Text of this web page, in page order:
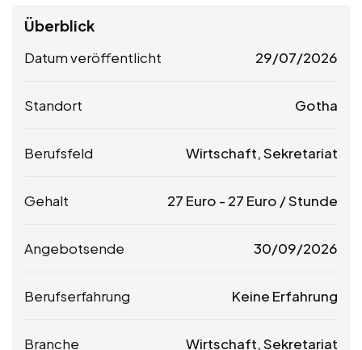
Überblick
Datum veröffentlicht 29/07/2026
Standort Gotha
Berufsfeld Wirtschaft, Sekretariat
Gehalt 27 Euro - 27 Euro / Stunde
Angebotsende 30/09/2026
Berufserfahrung Keine Erfahrung
Branche Wirtschaft, Sekretariat